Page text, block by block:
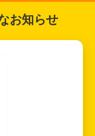
お知らせ